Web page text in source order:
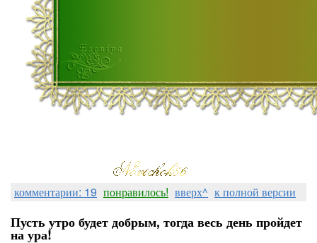
комментарии: 19 понравилось! вверх^ к полной версии
Пусть утро будет добрым, тогда весь день пройдет
на ура!